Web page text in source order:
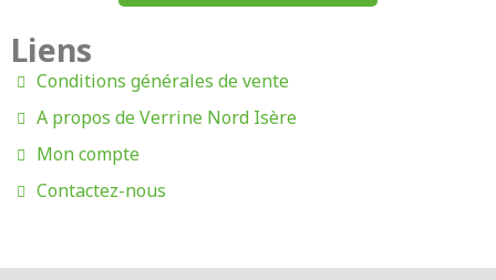
Liens
Conditions générales de vente
A propos de Verrine Nord Isère
Mon compte
Contactez-nous